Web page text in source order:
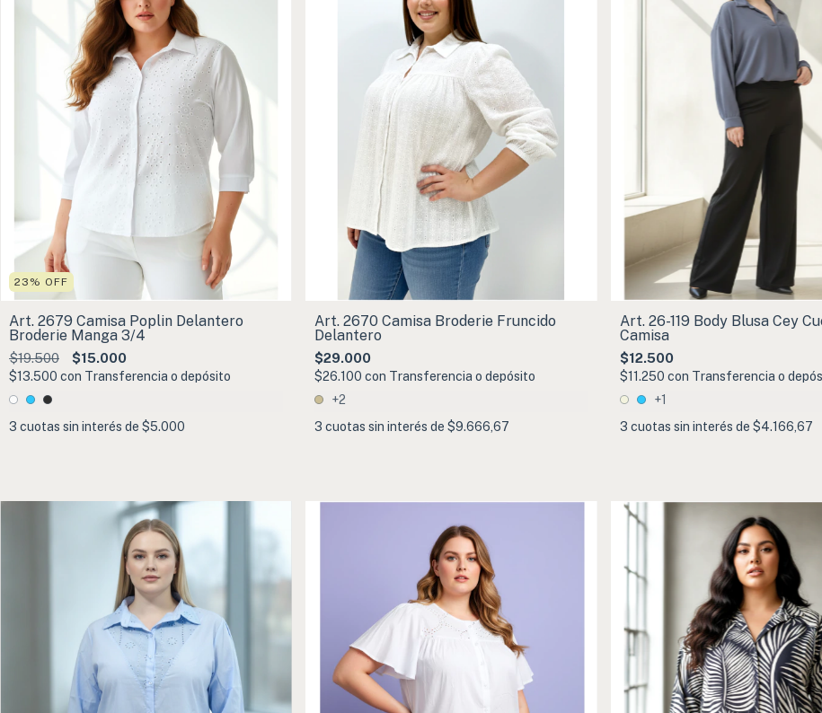
23 % OFF
Art. 2679 Camisa Poplin Delantero
Broderie Manga 3/4
$19.500 $15.000
$13.500 con Transferencia o depósito
3 cuotas sin interés de $5.000
Art. 2670 Camisa Broderie Fruncido
Delantero
$29.000
$26.100 con Transferencia o depósito
+2
3 cuotas sin interés de $9.666,67
Art. 26-119 Body Blusa Cey
Camisa
$12.500
$11.250 con Transferencia o
+1
3 cuotas sin interés de $4.166,67